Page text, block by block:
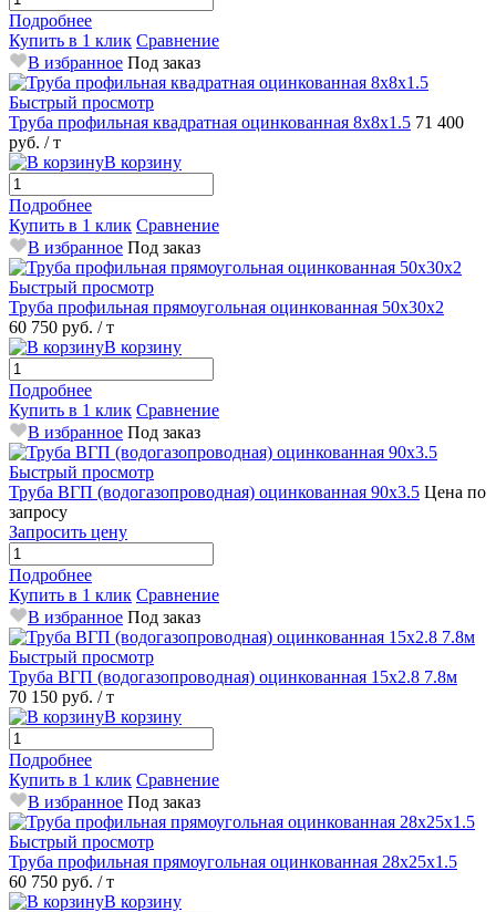
Подробнее
Купить в 1 клик Сравнение
В избранное Под заказ
Быстрый просмотр
Труба профильная квадратная оцинкованная 8х8х1.5 71 400
руб. / т
В корзину
Подробнее
Купить в 1 клик Сравнение
В избранное Под заказ
Быстрый просмотр
Труба профильная прямоугольная оцинкованная 50х30х2
60 750 руб. / т
В корзину
Подробнее
Купить в 1 клик Сравнение
В избранное Под заказ
Быстрый просмотр
Труба ВГП (водогазопроводная) оцинкованная 90х3.5 Цена по
запросу
Запросить цену
Подробнее
Купить в 1 клик Сравнение
В избранное Под заказ
Быстрый просмотр
Труба ВГП (водогазопроводная) оцинкованная 15х2.8 7.8м
70 150 руб. / т
В корзину
Подробнее
Купить в 1 клик Сравнение
В избранное Под заказ
Быстрый просмотр
Труба профильная прямоугольная оцинкованная 28х25х1.5
60 750 руб. / т
В корзину